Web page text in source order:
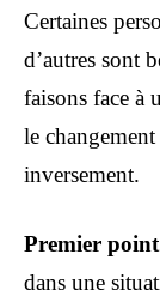
Certaines
d’autres sont
faisons face à
le
inversement.
Premier point
dans une